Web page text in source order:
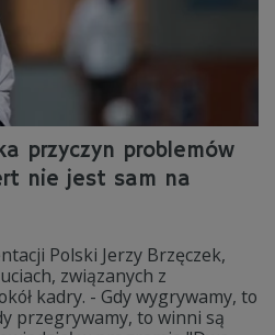
przyczyn problemów
nie jest sam na
Polski Jerzy Brzęczek,
związanych z
kadry. - Gdy wygrywamy, to
przegrywamy, to winni są